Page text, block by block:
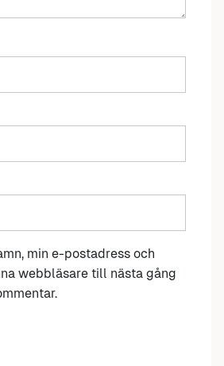
min e-postadress och
webbläsare till nästa gång